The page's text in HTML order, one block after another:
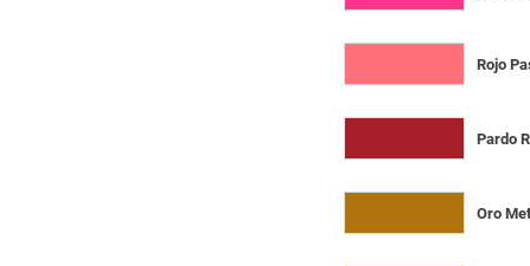
Rojo
Pardo
Oro